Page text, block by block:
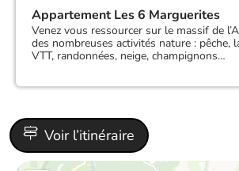
Appartement Les 6 Marguerites
Venez vous ressourcer sur le massif de
des nombreuses activités nature : pêche,
VTT, randonnées, neige, champignons…
Voir l’itinéraire